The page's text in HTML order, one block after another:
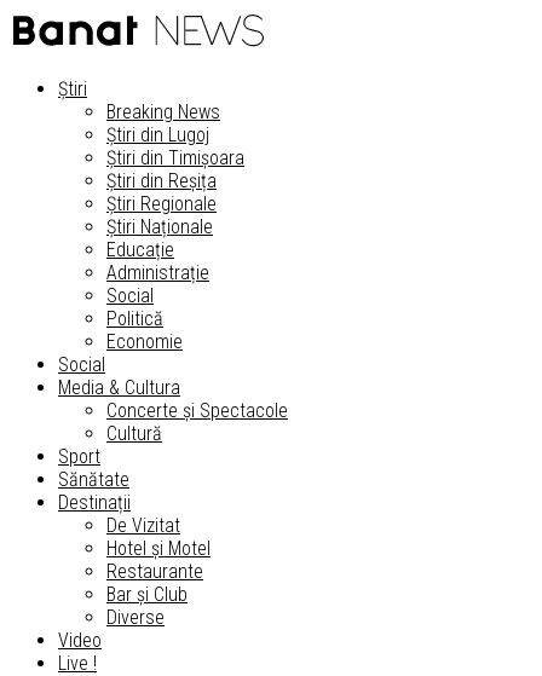
Știri
Breaking News
Știri din Lugoj
Știri din Timișoara
Știri din Reșița
Știri Regionale
Știri Naționale
Educație
Administrație
Social
Politică
Economie
Social
Media & Cultura
Concerte și Spectacole
Cultură
Sport
Sănătate
Destinații
De Vizitat
Hotel și Motel
Restaurante
Bar și Club
Diverse
Video
Live !